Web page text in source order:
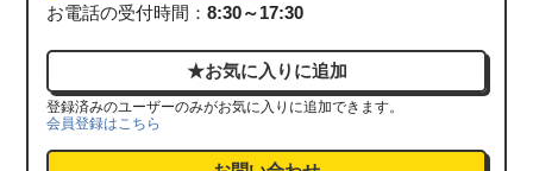
お電話の受付時間：8:30～17:30
登録済みのユーザーのみがお気に入りに追加できます。
会員登録はこちら